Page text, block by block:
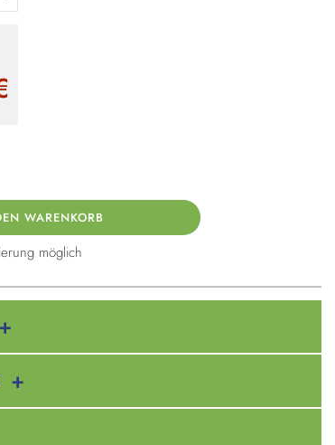
WARENKORB
möglich